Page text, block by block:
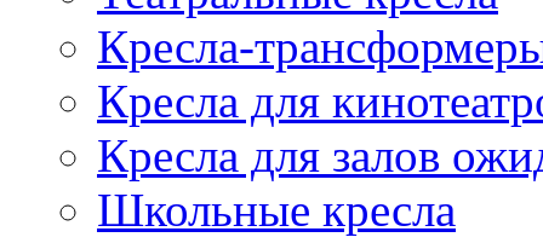
Кресла-
Кресла для
Кресла для залов
Школьные кресла